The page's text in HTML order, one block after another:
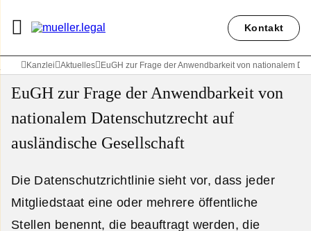
Kontakt
Kanzlei Aktuelles EuGH zur Frage der Anwendbarkeit von nationalem
EuGH zur Frage der Anwendbarkeit von
nationalem Datenschutzrecht auf
ausländische Gesellschaft
Die Datenschutzrichtlinie sieht vor, dass jeder
Mitgliedstaat eine oder mehrere öffentliche
Stellen benennt, die beauftragt werden, die